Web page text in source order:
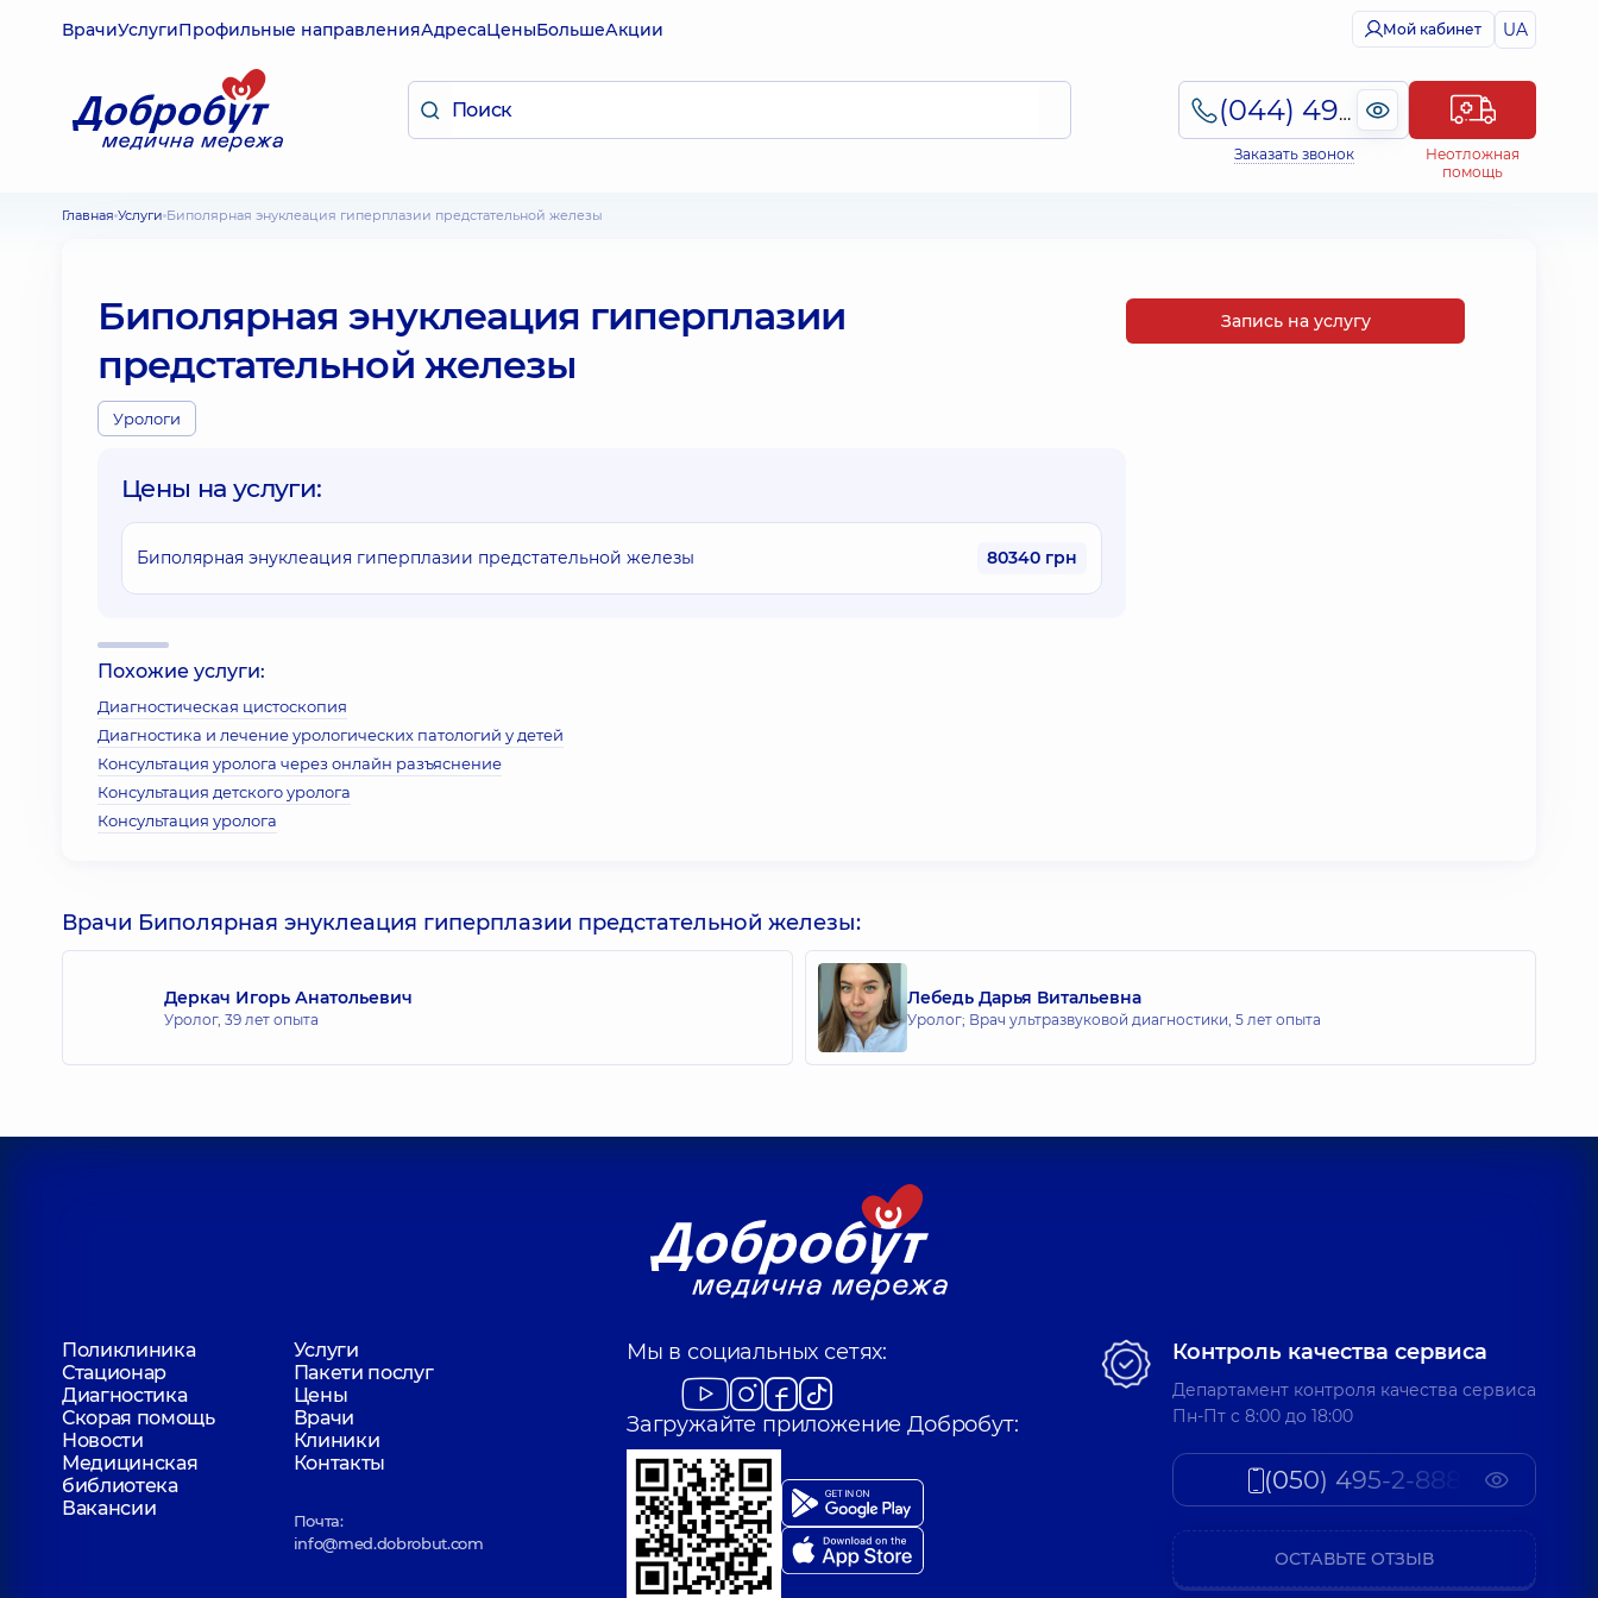
ВрачиУслугиПрофильные направленияАдресаЦеныБольшеАкции Мой кабинет UA
(044) 495-2-888
Заказать звонок
Неотложная
помощь
Главная Услуги Биполярная энуклеация гиперплазии предстательной железы
Биполярная энуклеация гиперплазии
предстательной железы
Урологи
Цены на услуги:
Биполярная энуклеация гиперплазии предстательной железы 80340 грн
Похожие услуги:
Диагностическая цистоскопия
Диагностика и лечение урологических патологий у детей
Консультация уролога через онлайн разъяснение
Консультация детского уролога
Консультация уролога
Запись на услугу
Врачи Биполярная энуклеация гиперплазии предстательной железы:
Деркач Игорь Анатольевич
Уролог, 39 лет опыта
Лебедь Дарья Витальевна
Уролог; Врач ультразвуковой диагностики, 5 лет опыта
Поликлиника
Услуги
Стационар
Пакети послуг
Диагностика
Цены
Скорая помощь
Врачи
Новости
Клиники
Медицинская
библиотека
Контакты
Вакансии
Почта:
info@med.dobrobut.com
Мы в социальных сетях:
Загружайте приложение Добробут:
Контроль качества сервиса
Департамент контроля качества сервиса
Пн-Пт c 8:00 до 18:00
(050) 495-2-888
ОСТАВЬТЕ ОТЗЫВ